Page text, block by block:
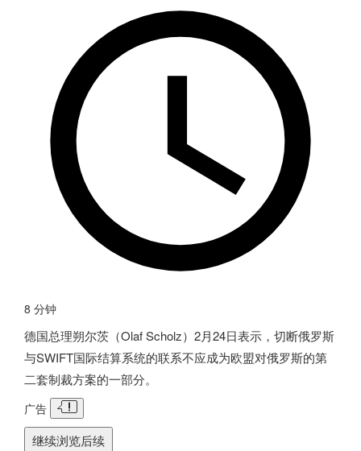
8 分钟
德国总理朔尔茨（Olaf Scholz）2月24日表示，切断俄罗斯
与SWIFT国际结算系统的联系不应成为欧盟对俄罗斯的第
二套制裁方案的一部分。
广告
继续浏览后续